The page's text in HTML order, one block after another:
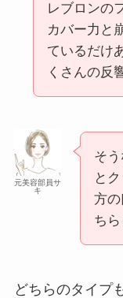
レブロンの
カバー力と
ているだけ
くさんの反
元美容部員サ
キ
そ
と
方
ち
どちらのタイプ